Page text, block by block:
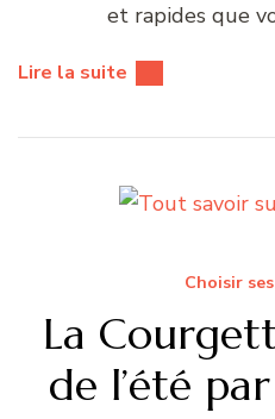
et rapides que
Lire la suite
Choisir
La
de l’été